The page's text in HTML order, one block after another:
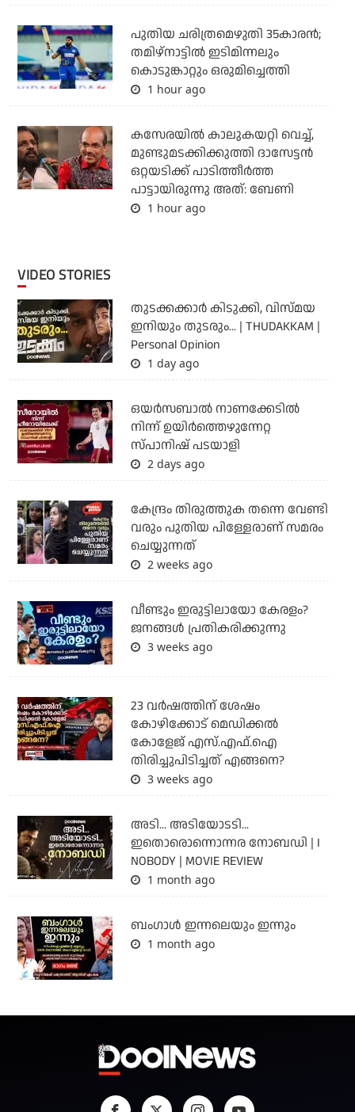
പുതിയ ചരിത്രമെഴുതി 35കാരന്‍;
തമിഴ്‌നാട്ടില്‍ ഇടിമിന്നലും
കൊടുങ്കാറ്റും ഒരുമിച്ചെത്തി
1 hour ago
കസേരയിൽ കാലുകയറ്റി വെച്ച്,
മുണ്ടുമടക്കിക്കുത്തി ദാസേട്ടൻ
ഒറ്റയടിക്ക് പാടിത്തീർത്ത
പാട്ടായിരുന്നു അത്: ബേണി
1 hour ago
VIDEO STORIES
തുടക്കക്കാര്‍ കിടുക്കി, വിസ്മയ
ഇനിയും തുടരും... | THUDAKKAM |
Personal Opinion
1 day ago
ഒയര്‍സബാൽ നാണക്കേടിൽ
നിന്ന് ഉയിർത്തെഴുന്നേറ്റ
സ്പാനിഷ് പടയാളി
2 days ago
കേന്ദ്രം തിരുത്തുക തന്നെ വേണ്ടി
വരും പുതിയ പിള്ളേരാണ് സമരം
ചെയ്യുന്നത്
2 weeks ago
വീണ്ടും ഇരുട്ടിലായോ കേരളം?
ജനങ്ങൾ പ്രതികരിക്കുന്നു
3 weeks ago
23 വർഷത്തിന് ശേഷം
കോഴിക്കോട് മെഡിക്കൽ
കോളേജ് എസ്.എഫ്.ഐ
തിരിച്ചുപിടിച്ചത് എങ്ങനെ?
3 weeks ago
അടി... അടിയോടടി...
ഇതൊരൊന്നൊന്നര നോബഡി | I
NOBODY | MOVIE REVIEW
1 month ago
ബംഗാള്‍ ഇന്നലെയും ഇന്നും
1 month ago